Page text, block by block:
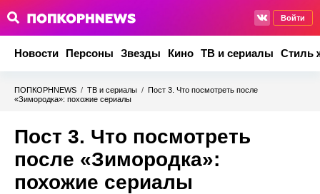
Войти
Новости Персоны Звезды Кино ТВ и сериалы Стиль
ПОПКОРНNEWS / ТВ и сериалы / Пост 3. Что посмотреть после
«Зимородка»: похожие сериалы
Пост 3. Что посмотреть
после «Зимородка»:
похожие сериалы